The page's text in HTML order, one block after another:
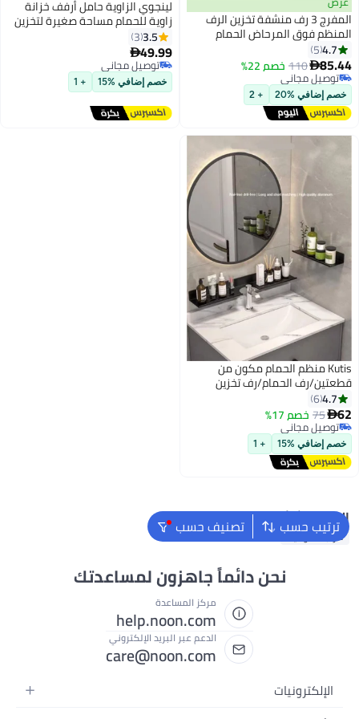
المفرج 3 رف منشفة تخزين الرف
المنظم فوق المرحاض الحمام
47 سنتيمتر
4.7
5
85.44
110 خصم 22%
توصيل مجاني
توصيل مجاني
خصم إضافي %20 + 2
لينجوي الزاوية حامل أرفف خزانة
زاوية للحمام مساحة صغيرة لتخزين
الحمام الزاوية العلبة الدش تنظيم
الزاوية دش العلبة تنظيم المطبخ
تخزين سلة رف للمرحاض
3.5
3
49.99
توصيل مجاني
توصيل مجاني
خصم إضافي %15 + 1
Kutis منظم الحمام مكون من
قطعتين/رف الحمام/رف تخزين
الحمام أسود 60 x 10 x 2.5 سنتيمتر
4.7
6
62
75 خصم 17%
توصيل مجاني
توصيل مجاني
خصم إضافي %15 + 1
ترتيب حسب تصنيف حسب البحث الشائع
مرتبة هوائية
نحن دائماً جاهزون لمساعدتك
مركز المساعدة
help.noon.com
الدعم عبر البريد الإلكتروني
care@noon.com
الإلكترونيات